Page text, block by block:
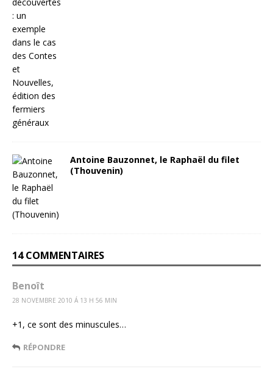
Antoine Bauzonnet, le Raphaël du filet
(Thouvenin)
14 COMMENTAIRES
Benoît
28 NOVEMBRE 2010 Á 13 H 56 MIN
+1, ce sont des minuscules…
RÉPONDRE